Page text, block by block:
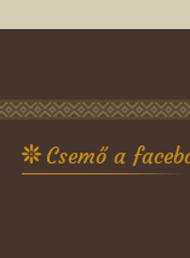
Csemő a